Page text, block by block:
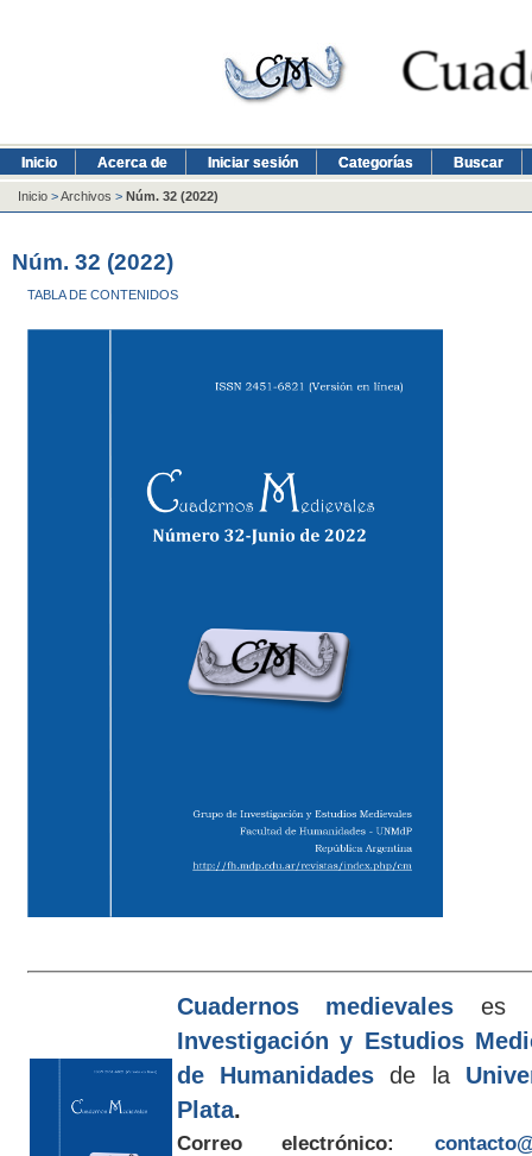
Inicio Acerca de Iniciar sesión Categorías Buscar
Inicio >Archivos > Núm. 32 (2022)
Núm. 32 (2022)
TABLA DE CONTENIDOS
Cuadernos medievales es
Investigación y Estudios
de Humanidades de la
Plata.
Correo electrónico: